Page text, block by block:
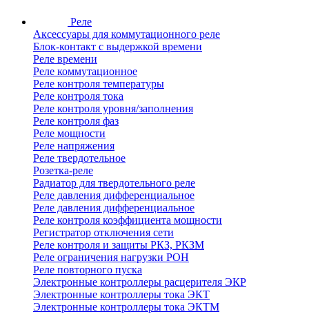
Реле
Аксессуары для коммутационного реле
Блок-контакт с выдержкой времени
Реле времени
Реле коммутационное
Реле контроля температуры
Реле контроля тока
Реле контроля уровня/заполнения
Реле контроля фаз
Реле мощности
Реле напряжения
Реле твердотельное
Розетка-реле
Радиатор для твердотельного реле
Реле давления дифференциальное
Реле давления дифференциальное
Реле контроля коэффициента мощности
Регистратор отключения сети
Реле контроля и защиты РКЗ, РКЗМ
Реле ограничения нагрузки РОН
Реле повторного пуска
Электронные контроллеры расцерителя ЭКР
Электронные контроллеры тока ЭКТ
Электронные контроллеры тока ЭКТМ